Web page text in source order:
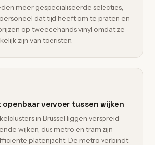
meer gespecialiseerde selecties,
dat tijd heeft om te praten en
op tweedehands vinyl omdat ze
zijn van toeristen.
openbaar vervoer tussen wijken
in Brussel liggen verspreid
wijken, dus metro en tram zijn
platenjacht. De metro verbindt